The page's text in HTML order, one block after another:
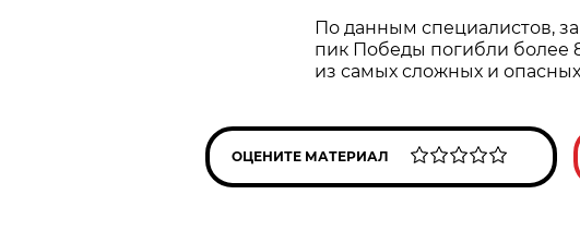
По данным специалистов,
пик Победы погибли более
из самых сложных и
ОЦЕНИТЕ МАТЕРИАЛ